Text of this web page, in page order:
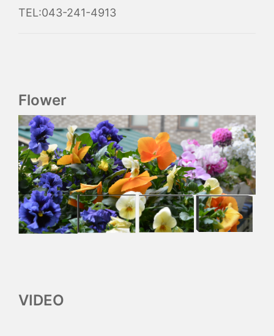
TEL:043-241-4913
Flower
VIDEO